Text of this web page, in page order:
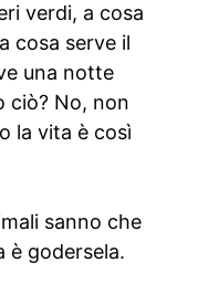
verdi, a cosa
cosa serve il
una notte
ciò? No, non
la vita è così
sanno che
è godersela.